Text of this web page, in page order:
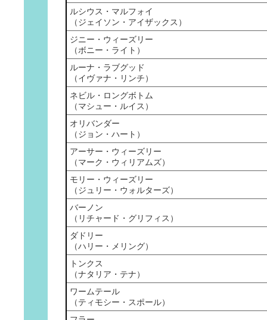
ルシウス・マルフォイ
（ジェイソン・アイザックス）
ジニー・ウィーズリー
（ボニー・ライト）
ルーナ・ラブグッド
（イヴァナ・リンチ）
ネビル・ロングボトム
（マシュー・ルイス）
オリバンダー
（ジョン・ハート）
アーサー・ウィーズリー
（マーク・ウィリアムズ）
モリー・ウィーズリー
（ジュリー・ウォルターズ）
バーノン
（リチャード・グリフィス）
ダドリー
（ハリー・メリング）
トンクス
（ナタリア・テナ）
ワームテール
（ティモシー・スポール）